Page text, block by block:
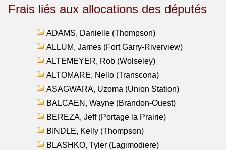
Frais liés aux allocations des députés
ADAMS, Danielle (Thompson)
ALLUM, James (Fort Garry-Riverview)
ALTEMEYER, Rob (Wolseley)
ALTOMARE, Nello (Transcona)
ASAGWARA, Uzoma (Union Station)
BALCAEN, Wayne (Brandon-Ouest)
BEREZA, Jeff (Portage la Prairie)
BINDLE, Kelly (Thompson)
BLASHKO, Tyler (Lagimodiere)